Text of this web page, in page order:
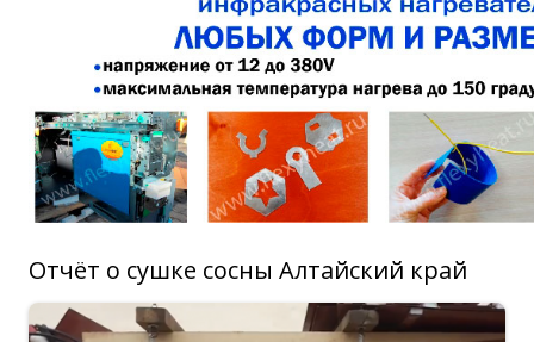
Отчёт о сушке сосны Алтайский край